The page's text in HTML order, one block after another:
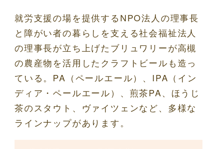
就労支援の場を提供するNPO法人の理事長
と障がい者の暮らしを支える社会福祉法人
の理事長が立ち上げたブリュワリーが高槻
の農産物を活用したクラフトビールも造っ
ている。PA（ペールエール）、IPA（イン
ディア・ペールエール）、煎茶PA、ほうじ
茶のスタウト、ヴァイツェンなど、多様な
ラインナップがあります。